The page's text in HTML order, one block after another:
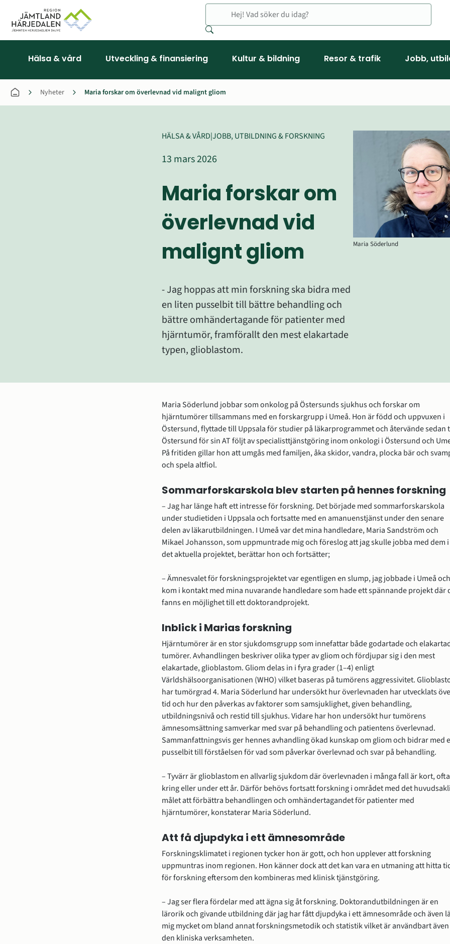
Hälsa & vård Utveckling & finansiering Kultur & bildning Resor & trafik Jobb,
Nyheter Maria forskar om överlevnad vid malignt gliom
Maria forskar om
överlevnad vid
malignt gliom
13 mars 2026
HÄLSA & VÅRD|JOBB, UTBILDNING & FORSKNING
- Jag hoppas att min forskning ska bidra med
en liten pusselbit till bättre behandling och
bättre omhändertagande för patienter med
hjärntumör, framförallt den mest elakartade
typen, glioblastom.
Maria Söderlund
Maria Söderlund jobbar som onkolog på Östersunds sjukhus och forskar om
hjärntumörer tillsammans med en forskargrupp i Umeå. Hon är född och uppvuxen i
Östersund, flyttade till Uppsala för studier på läkarprogrammet och återvände sedan
Östersund för sin AT följt av specialisttjänstgöring inom onkologi i Östersund och
På fritiden gillar hon att umgås med familjen, åka skidor, vandra, plocka bär och
och spela altfiol.
Sommarforskarskola blev starten på hennes forskning
– Jag har länge haft ett intresse för forskning. Det började med sommarforskarskola
under studietiden i Uppsala och fortsatte med en amanuenstjänst under den senare
delen av läkarutbildningen. I Umeå var det mina handledare, Maria Sandström och
Mikael Johansson, som uppmuntrade mig och föreslog att jag skulle jobba med dem i
det aktuella projektet, berättar hon och fortsätter;
– Ämnesvalet för forskningsprojektet var egentligen en slump, jag jobbade i Umeå och
kom i kontakt med mina nuvarande handledare som hade ett spännande projekt där
fanns en möjlighet till ett doktorandprojekt.
Inblick i Marias forskning
Hjärntumörer är en stor sjukdomsgrupp som innefattar både godartade och
tumörer. Avhandlingen beskriver olika typer av gliom och fördjupar sig i den mest
elakartade, glioblastom. Gliom delas in i fyra grader (1–4) enligt
Världshälsoorganisationen (WHO) vilket baseras på tumörens aggressivitet.
har tumörgrad 4. Maria Söderlund har undersökt hur överlevnaden har utvecklats
tid och hur den påverkas av faktorer som samsjuklighet, given behandling,
utbildningsnivå och restid till sjukhus. Vidare har hon undersökt hur tumörens
ämnesomsättning samverkar med svar på behandling och patientens överlevnad.
Sammanfattningsvis ger hennes avhandling ökad kunskap om gliom och bidrar med
pusselbit till förståelsen för vad som påverkar överlevnad och svar på behandling.
– Tyvärr är glioblastom en allvarlig sjukdom där överlevnaden i många fall är kort, ofta
kring eller under ett år. Därför behövs fortsatt forskning i området med det
målet att förbättra behandlingen och omhändertagandet för patienter med
hjärntumörer, konstaterar Maria Söderlund.
Att få djupdyka i ett ämnesområde
Forskningsklimatet i regionen tycker hon är gott, och hon upplever att forskning
uppmuntras inom regionen. Hon känner dock att det kan vara en utmaning att hitta
för forskning eftersom den kombineras med klinisk tjänstgöring.
– Jag ser flera fördelar med att ägna sig åt forskning. Doktorandutbildningen är en
lärorik och givande utbildning där jag har fått djupdyka i ett ämnesområde och även
mig mycket om bland annat forskningsmetodik och statistik vilket är användbart
den kliniska verksamheten.